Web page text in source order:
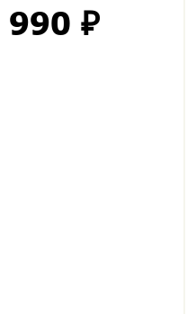
₽